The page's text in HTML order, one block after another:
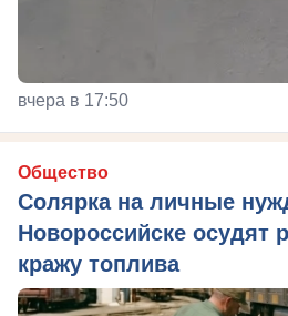
вчера в 17:50
Общество
Солярка на личные
Новороссийске осудят
кражу топлива